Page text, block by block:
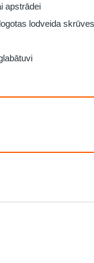
apstrādei
lodveida